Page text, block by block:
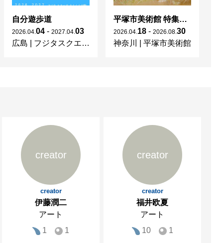
自分遊歩道
2026 04 04 - 2027 04 03
広島
フジタスクエアまるくる大野
平塚市美術館 特集展 花の表現、その多様性／特別展示 新収蔵品展
2026 04 18 - 2026 08 30
神奈川
平塚市美術館
creator
creator
伊藤潤二
アート
1
1
creator
creator
福井欧夏
アート
10
1